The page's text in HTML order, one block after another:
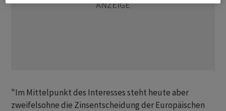
"Im Mittelpunkt des Interesses steht heute aber
zweifelsohne die Zinsentscheidung der Europäischen